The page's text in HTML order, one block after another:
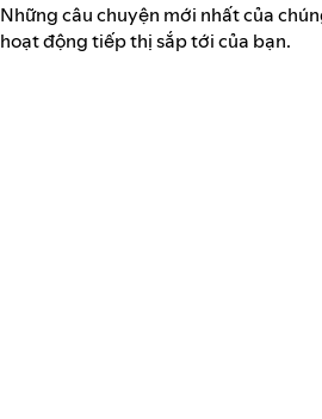
Những câu chuyện mới nhất của
hoạt động tiếp thị sắp tới của bạn.